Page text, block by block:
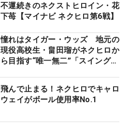
不運続きのネクストヒロイン・花
下苺【マイナビ ネクヒロ第6戦】
憧れはタイガー・ウッズ 地元の
現役高校生・畠田瑠がネクヒロか
ら目指す“唯一無二”「スイングは
飛んで止まる！ネクヒロでキャロ
ウェイがボール使用率No.1